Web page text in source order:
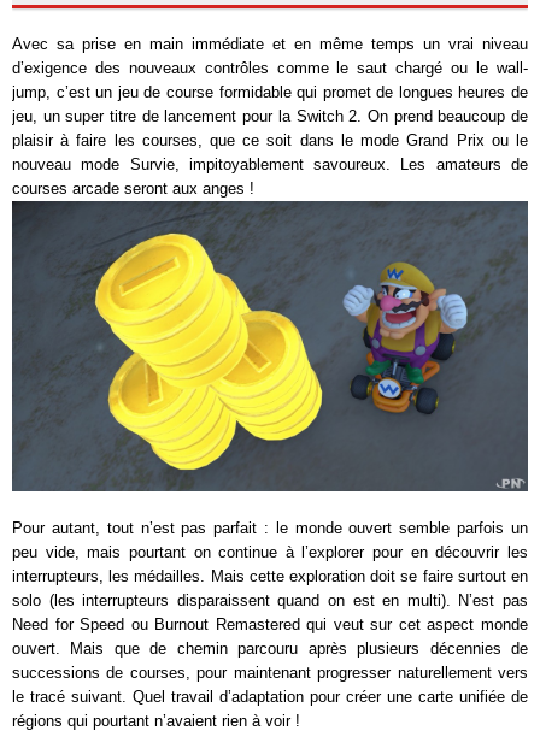
Avec sa prise en main immédiate et en même temps un vrai niveau
d’exigence des nouveaux contrôles comme le saut chargé ou le wall-
jump, c’est un jeu de course formidable qui promet de longues heures de
jeu, un super titre de lancement pour la Switch 2. On prend beaucoup de
plaisir à faire les courses, que ce soit dans le mode Grand Prix ou le
nouveau mode Survie, impitoyablement savoureux. Les amateurs de
courses arcade seront aux anges !
Pour autant, tout n’est pas parfait : le monde ouvert semble parfois un
peu vide, mais pourtant on continue à l’explorer pour en découvrir les
interrupteurs, les médailles. Mais cette exploration doit se faire surtout en
solo (les interrupteurs disparaissent quand on est en multi). N’est pas
Need for Speed ou Burnout Remastered qui veut sur cet aspect monde
ouvert. Mais que de chemin parcouru après plusieurs décennies de
successions de courses, pour maintenant progresser naturellement vers
le tracé suivant. Quel travail d’adaptation pour créer une carte unifiée de
régions qui pourtant n’avaient rien à voir !